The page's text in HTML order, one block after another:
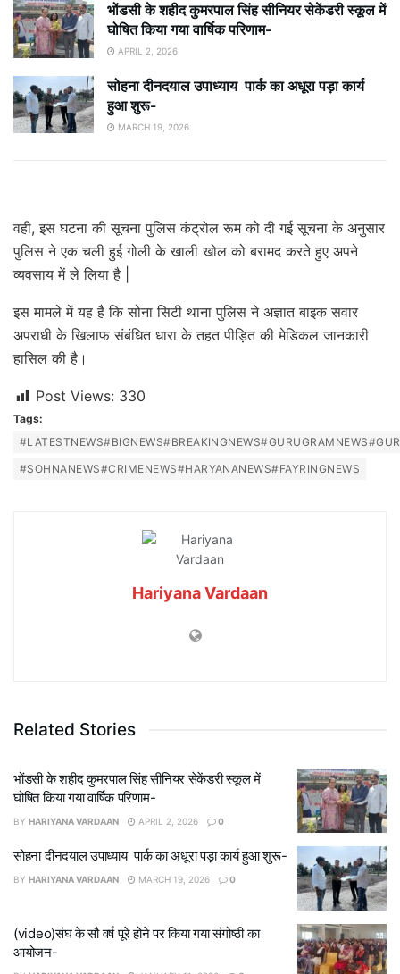
भोंडसी के शहीद कुमरपाल सिंह सीनियर सेकेंडरी स्कूल में
घोषित किया गया वार्षिक परिणाम-
APRIL 2, 2026
सोहना दीनदयाल उपाध्याय पार्क का अधूरा पड़ा कार्य
हुआ शुरू-
MARCH 19, 2026
वही, इस घटना की सूचना पुलिस कंट्रोल रूम को दी गई सूचना के अनुसार
पुलिस ने एक चली हुई गोली के खाली खोल को बरामद करते हुए अपने
व्यवसाय में ले लिया है |
इस मामले में यह है कि सोना सिटी थाना पुलिस ने अज्ञात बाइक सवार
अपराधी के खिलाफ संबंधित धारा के तहत पीड़ित की मेडिकल जानकारी
हासिल की है।
Post Views: 330
Tags:
#SOHNANEWS#CRIMENEWS#HARYANANEWS#FAYRINGNEWS
Hariyana Vardaan
Related Stories
भोंडसी के शहीद कुमरपाल सिंह सीनियर सेकेंडरी स्कूल में
घोषित किया गया वार्षिक परिणाम-
BY HARIYANA VARDAAN APRIL 2, 2026 0
सोहना दीनदयाल उपाध्याय पार्क का अधूरा पड़ा कार्य हुआ शुरू-
BY HARIYANA VARDAAN MARCH 19, 2026 0
(video)संघ के सौ वर्ष पूरे होने पर किया गया संगोष्ठी का
आयोजन-